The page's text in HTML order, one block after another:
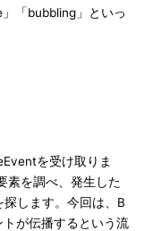
「bubbling」といっ
を受け取りま
素を調べ、発生した
します。今回は、B
が伝播するという流